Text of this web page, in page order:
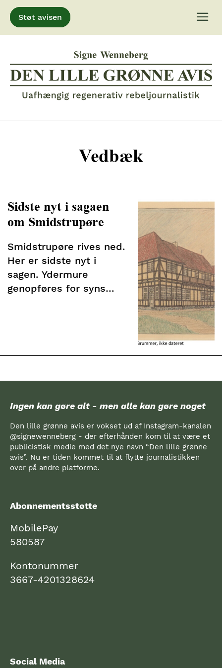
Gå
til
indhold
Støt avisen
Vedbæk
Sidste nyt i sagaen
om Smidstrupøre
Smidstrupøre rives ned.
Her er sidste nyt i
sagen. Ydermure
genopføres for syns
Ingen kan gøre alt - men alle kan gøre noget
Den lille grønne avis er vokset ud af Instagram-kanalen
@signewenneberg - der efterhånden kom til at være et
publicistisk medie med det nye navn “Den lille grønne
avis”. Nu er tiden kommet til at flytte journalistikken
over på andre platforme.
Abonnementsstøtte
MobilePay
580587
Kontonummer
3667-4201328624
Social Media